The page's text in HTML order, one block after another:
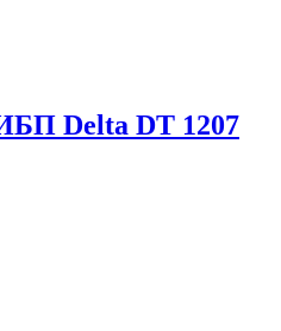
Delta DT 1207